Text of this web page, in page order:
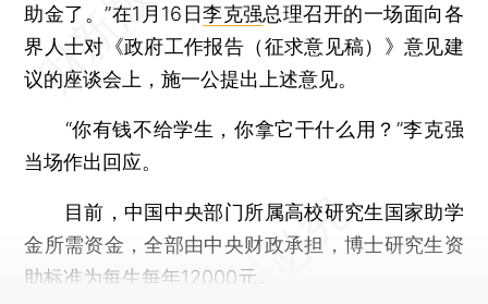
助金了。”在1月16日李克强总理召开的一场面向各
界人士对《政府工作报告（征求意见稿）》意见建
议的座谈会上，施一公提出上述意见。
“你有钱不给学生，你拿它干什么用？”李克强
当场作出回应。
目前，中国中央部门所属高校研究生国家助学
金所需资金，全部由中央财政承担，博士研究生资
助标准为每生每年12000元。